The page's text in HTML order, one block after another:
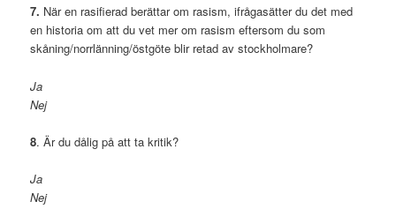
7. När en rasifierad berättar om rasism, ifrågasätter du det med
en historia om att du vet mer om rasism eftersom du som
skåning/norrlänning/östgöte blir retad av stockholmare?
Ja
Nej
8. Är du dålig på att ta kritik?
Ja
Nej